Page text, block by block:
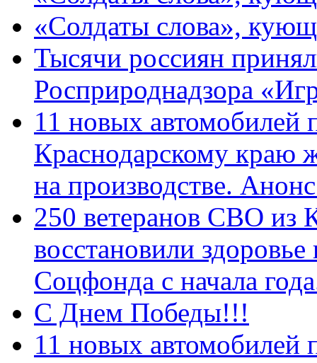
«Солдаты слова»,
Тысячи россиян
Росприроднадзора
11 новых автомобилей
Краснодарскому краю
на производстве.
250 ветеранов СВО из
восстановили
Соцфонда с начала
С Днем Победы!!!
11 новых автомобилей